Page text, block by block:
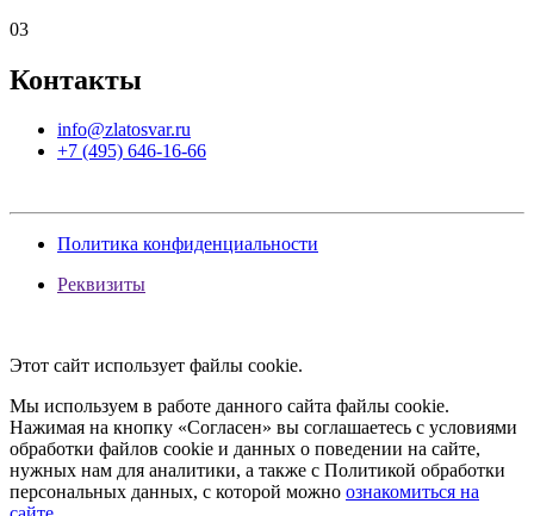
03
Контакты
info@zlatosvar.ru
+7 (495) 646-16-66
Политика конфиденциальности
Реквизиты
Этот сайт использует файлы cookie.
Мы используем в работе данного сайта файлы cookie.
Нажимая на кнопку «Согласен» вы соглашаетесь с условиями
обработки файлов cookie и данных о поведении на сайте,
нужных нам для аналитики, а также с Политикой обработки
персональных данных, с которой можно ознакомиться на